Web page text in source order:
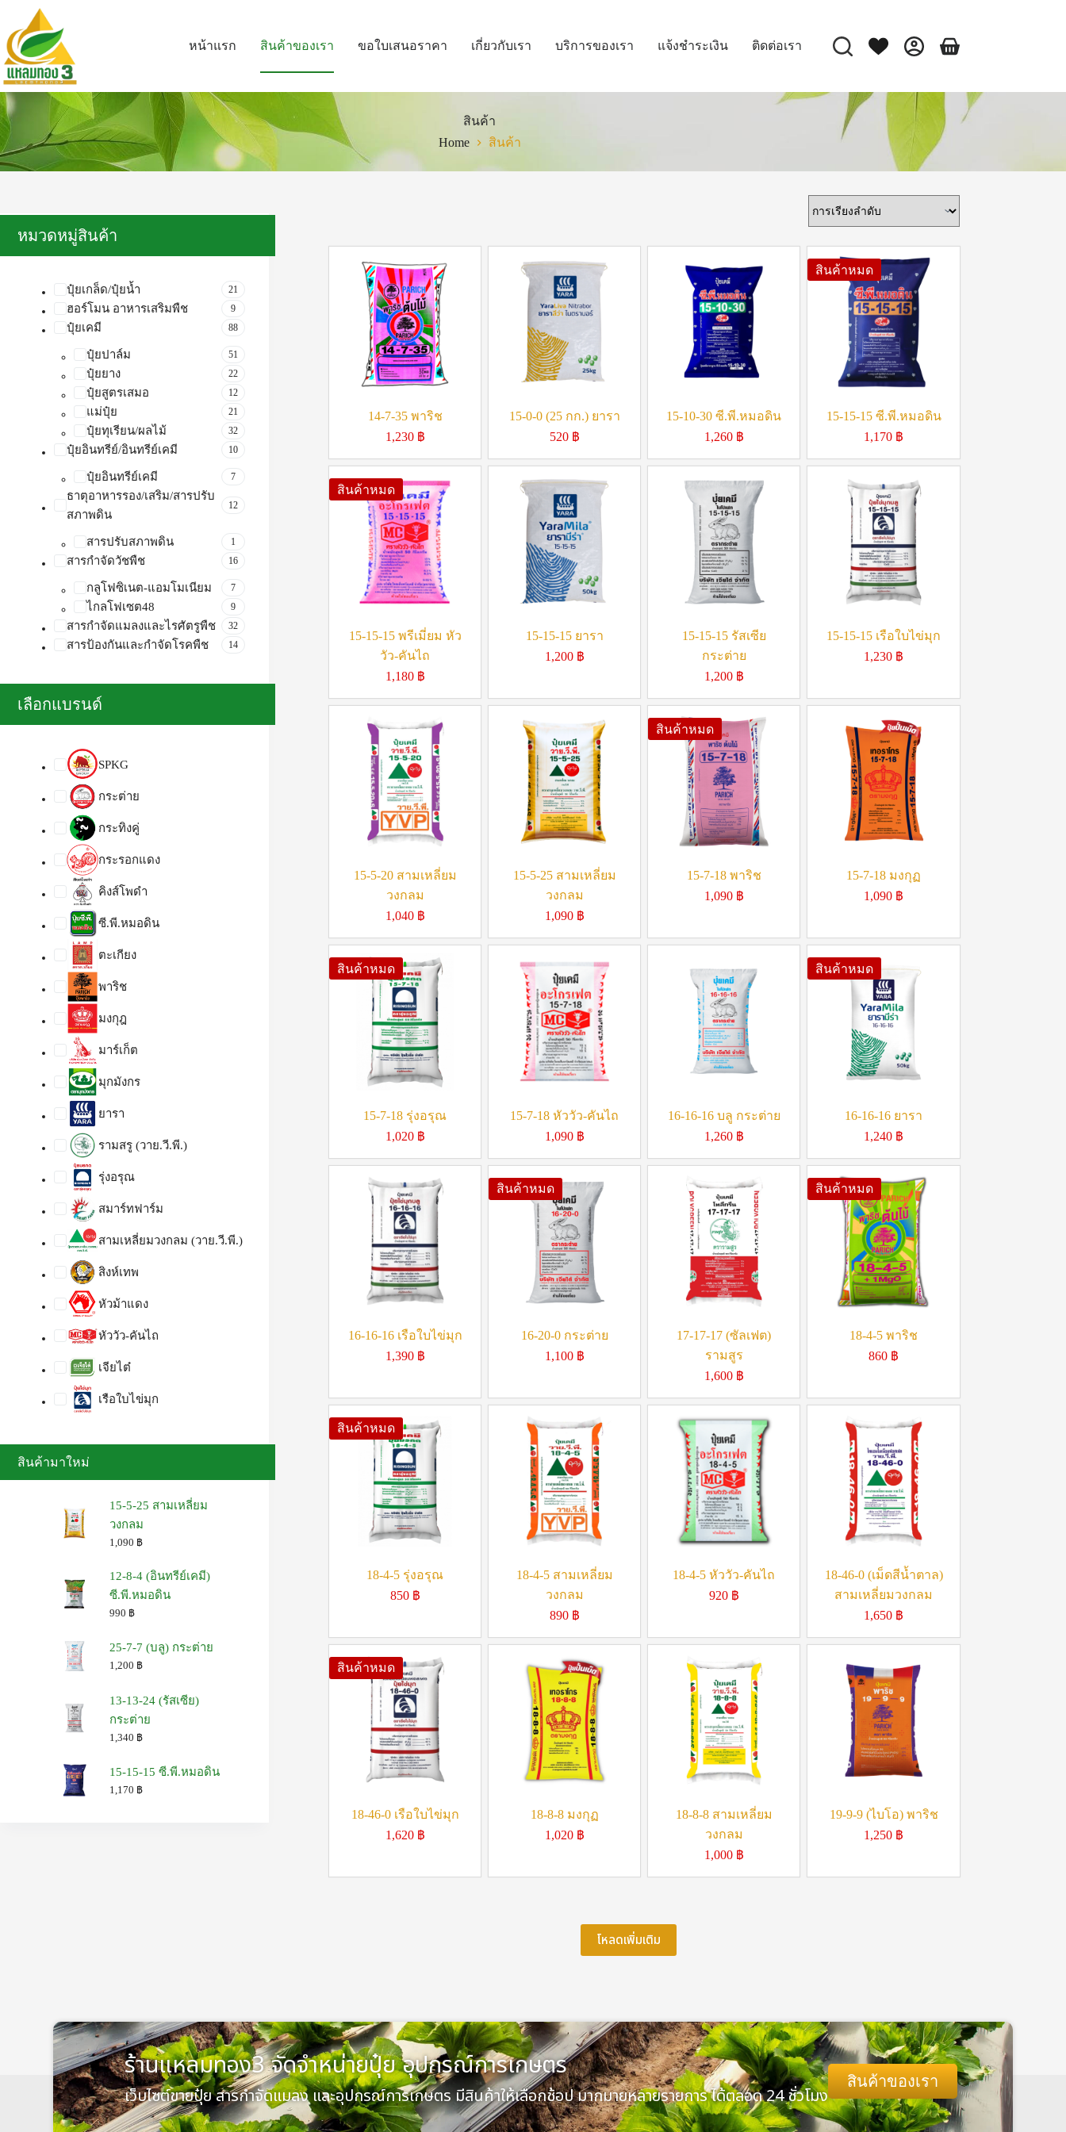
หน้าแรก สินค้าของเรา ขอใบเสนอราคา เกี่ยวกับเรา บริการของเรา แจ้งชำระเงิน ติดต่อเรา
สินค้า
Home
สินค้า
14-7-35 พาริช
1,230 ฿
15-0-0 (25 กก.) ยารา
520 ฿
15-10-30 ซี.พี.หมอดิน
1,260 ฿
สินค้าหมด
15-15-15 ซี.พี.หมอดิน
1,170 ฿
สินค้าหมด
15-15-15 พรีเมี่ยม หัว
วัว-คันไถ
1,180 ฿
15-15-15 ยารา
1,200 ฿
15-15-15 รัสเซีย
กระต่าย
1,200 ฿
15-15-15 เรือใบไข่มุก
1,230 ฿
15-5-20 สามเหลี่ยม
วงกลม
1,040 ฿
15-5-25 สามเหลี่ยม
วงกลม
1,090 ฿
สินค้าหมด
15-7-18 พาริช
1,090 ฿
15-7-18 มงกุฏ
1,090 ฿
สินค้าหมด
15-7-18 รุ่งอรุณ
1,020 ฿
15-7-18 หัววัว-คันไถ
1,090 ฿
16-16-16 บลู กระต่าย
1,260 ฿
สินค้าหมด
16-16-16 ยารา
1,240 ฿
16-16-16 เรือใบไข่มุก
1,390 ฿
สินค้าหมด
16-20-0 กระต่าย
1,100 ฿
17-17-17 (ซัลเฟต)
รามสูร
1,600 ฿
สินค้าหมด
18-4-5 พาริช
860 ฿
สินค้าหมด
18-4-5 รุ่งอรุณ
850 ฿
18-4-5 สามเหลี่ยม
วงกลม
890 ฿
18-4-5 หัววัว-คันไถ
920 ฿
18-46-0 (เม็ดสีน้ำตาล)
สามเหลี่ยมวงกลม
1,650 ฿
สินค้าหมด
18-46-0 เรือใบไข่มุก
1,620 ฿
18-8-8 มงกุฏ
1,020 ฿
18-8-8 สามเหลี่ยม
วงกลม
1,000 ฿
19-9-9 (ไบโอ) พาริช
1,250 ฿
โหลดเพิ่มเติม
หมวดหมู่สินค้า
ปุ๋ยเกล็ด/ปุ๋ยน้ำ 21
ฮอร์โมน อาหารเสริมพืช 9
ปุ๋ยเคมี 88
ปุ๋ยปาล์ม 51
ปุ๋ยยาง 22
ปุ๋ยสูตรเสมอ 12
แม่ปุ๋ย 21
ปุ๋ยทุเรียน/ผลไม้ 32
ปุ๋ยอินทรีย์/อินทรีย์เคมี 10
ปุ๋ยอินทรีย์เคมี 7
ธาตุอาหารรอง/เสริม/สารปรับ
สภาพดิน
12
สารปรับสภาพดิน 1
สารกำจัดวัชพืช 16
กลูโฟซิเนต-แอมโมเนียม 7
ไกลโฟเซต48 9
สารกำจัดแมลงและไรศัตรูพืช 32
สารป้องกันและกำจัดโรคพืช 14
เลือกแบรนด์
SPKG
กระต่าย
กระทิงคู่
กระรอกแดง
คิงส์โพดำ
ซี.พี.หมอดิน
ตะเกียง
พาริช
มงกุฎ
มาร์เก็ต
มุกมังกร
ยารา
รามสรู (วาย.วี.พี.)
รุ่งอรุณ
สมาร์ทฟาร์ม
สามเหลี่ยมวงกลม (วาย.วี.พี.)
สิงห์เทพ
หัวม้าแดง
หัววัว-คันไถ
เจียไต๋
เรือใบไข่มุก
สินค้ามาใหม่
15-5-25 สามเหลี่ยม
วงกลม
1,090 ฿
12-8-4 (อินทรีย์เคมี)
ซี.พี.หมอดิน
990 ฿
25-7-7 (บลู) กระต่าย
1,200 ฿
13-13-24 (รัสเซีย)
กระต่าย
1,340 ฿
15-15-15 ซี.พี.หมอดิน
1,170 ฿
ร้านแหลมทอง3 จัดจำหน่ายปุ๋ย อุปกรณ์การเกษตร
เว็บไซต์ขายปุ๋ย สารกำจัดแมลง และอุปกรณ์การเกษตร มีสินค้าให้เลือกช้อป มากมายหลายรายการ ได้ตลอด 24 ชั่วโมง
สินค้าของเรา